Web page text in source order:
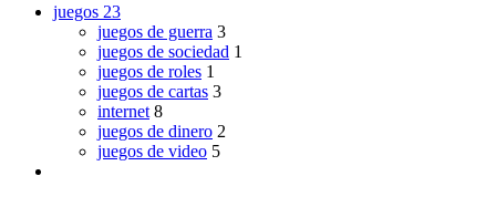
juegos 23
juegos de guerra 3
juegos de sociedad 1
juegos de roles 1
juegos de cartas 3
internet 8
juegos de dinero 2
juegos de video 5